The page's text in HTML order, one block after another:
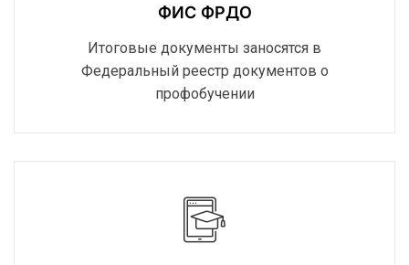
ФИС ФРДО
Итоговые документы заносятся в
Федеральный реестр документов о
профобучении